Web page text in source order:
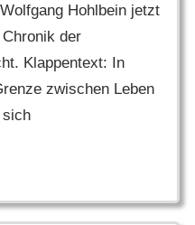
Hohlbein jetzt
Chronik der
Klappentext: In
zwischen Leben
sich